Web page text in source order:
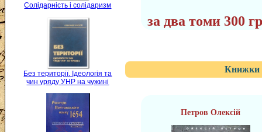
Солідарність і солідаризм
Без території. Ідеологія та
чин уряду УНР на чужині
за два томи 300
Книжки
Петров Олексій